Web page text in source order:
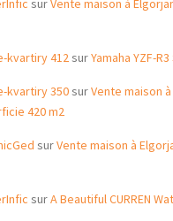
surVente maison à
kvartiry 412surYamaha YZF-
kvartiry 350surVente maison
420 m2
surVente maison à
surA Beautiful CURREN